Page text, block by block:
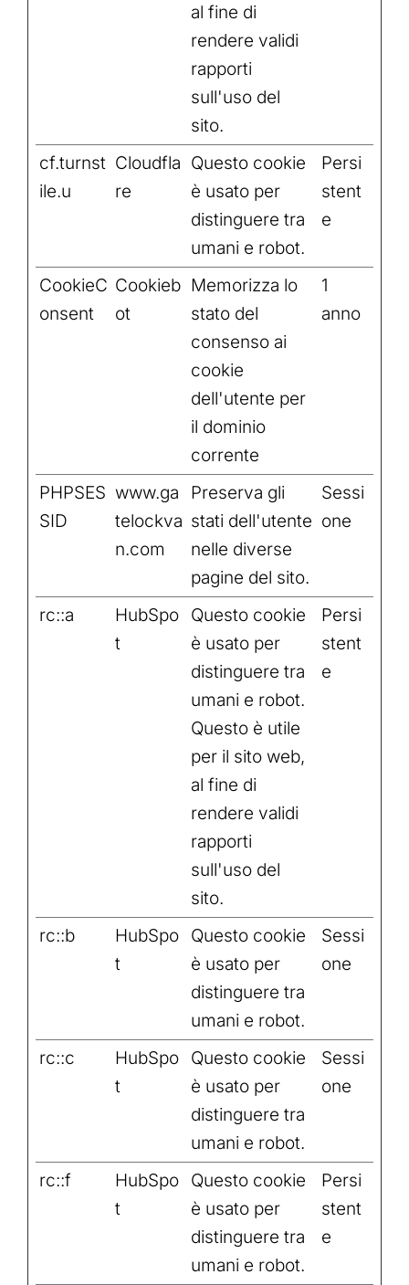
al fine di
rendere validi
rapporti
sull'uso del
sito.
cf.turnst
ile.u
Cloudfla
re
Questo cookie
è usato per
distinguere tra
umani e robot.
Persi
stent
e
CookieC
onsent
Cookieb
ot
Memorizza lo
stato del
consenso ai
cookie
dell'utente per
il dominio
corrente
1
anno
PHPSES
SID
www.ga
telockva
n.com
Preserva gli
stati dell'utente
nelle diverse
pagine del sito.
Sessi
one
rc::a
HubSpo
t
Questo cookie
è usato per
distinguere tra
umani e robot.
Questo è utile
per il sito web,
al fine di
rendere validi
rapporti
sull'uso del
sito.
Persi
stent
e
rc::b
HubSpo
t
Questo cookie
è usato per
distinguere tra
umani e robot.
Sessi
one
rc::c
HubSpo
t
Questo cookie
è usato per
distinguere tra
umani e robot.
Sessi
one
rc::f
HubSpo
t
Questo cookie
è usato per
distinguere tra
umani e robot.
Persi
stent
e